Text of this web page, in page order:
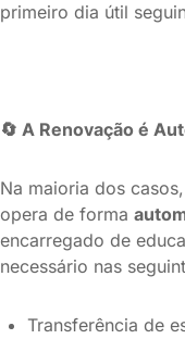
primeiro dia útil
🔄 A Renovação é
Na maioria dos
opera de forma
encarregado de
necessário nas
Transferência de